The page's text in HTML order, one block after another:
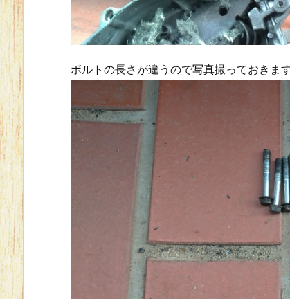
ボルトの長さが違うので写真撮っておきま